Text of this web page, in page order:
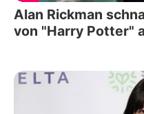
Alan Rickman
von "Harry Potter"